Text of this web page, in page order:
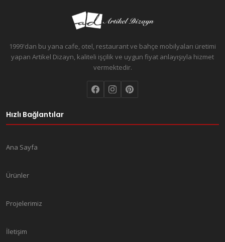
1999'dan bu yana cafe, otel, restaurant ve bahçe mobilyaları üretimi
yapan Artikel Dizayn, kaliteli işçilik ve uygun fiyat anlayışıyla hizmet
vermektedir.
Hızlı Bağlantılar
Ana Sayfa
Ürünler
Projelerimiz
İletişim